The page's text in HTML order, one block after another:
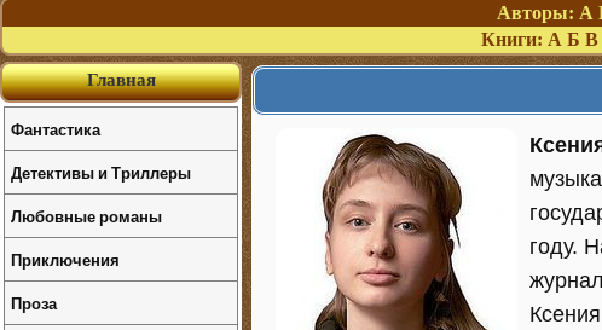
Авторы: А
Книги: А Б В
году.
Главная
Фантастика
Детективы и Триллеры
Любовные романы
Приключения
Проза